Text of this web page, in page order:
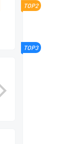
TOP2
TOP3